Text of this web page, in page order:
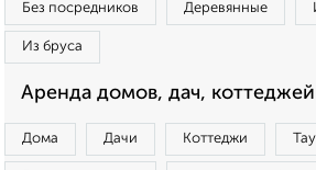
Без посредников Деревянные
Из бруса
Аренда домов, дач, коттеджей
Дома Дачи Коттеджи